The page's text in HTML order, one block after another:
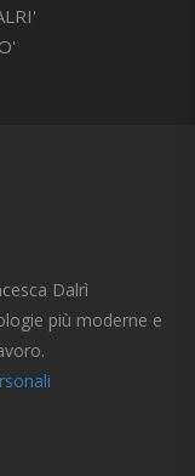
Dalrì
più moderne e